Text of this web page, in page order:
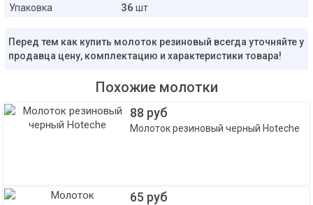
Упаковка
36 шт
Перед тем как купить молоток резиновый всегда уточняйте у
продавца цену, комплектацию и характеристики товара!
Похожие молотки
88 руб
Молоток резиновый черный Hoteche
65 руб